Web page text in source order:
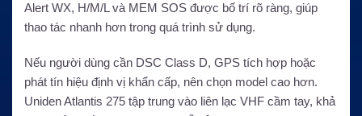
Alert WX, H/M/L và MEM SOS được bố trí rõ ràng, giúp
thao tác nhanh hơn trong quá trình sử dụng.
Nếu người dùng cần DSC Class D, GPS tích hợp hoặc
phát tín hiệu định vị khẩn cấp, nên chọn model cao hơn.
Uniden Atlantis 275 tập trung vào liên lạc VHF cầm tay, khả